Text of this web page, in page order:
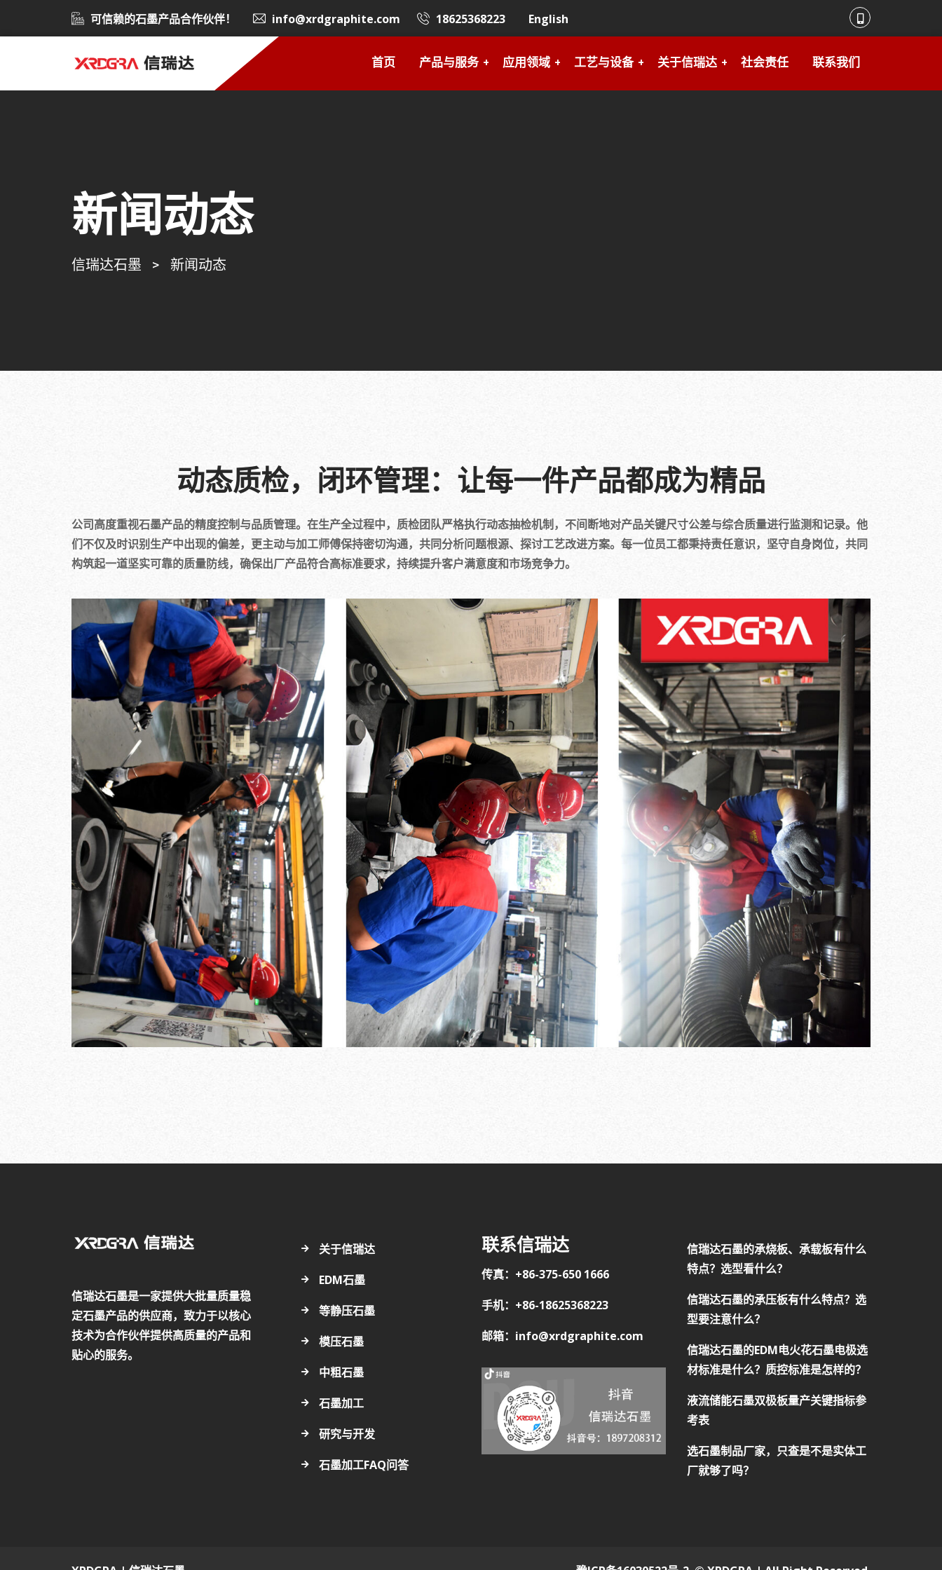
可信赖的石墨产品合作伙伴！ info@xrdgraphite.com 18625368223 English
首页 产品与服务 应用领域 工艺与设备 关于信瑞达 社会责任 联系我们
新闻动态
信瑞达石墨 > 新闻动态
动态质检，闭环管理：让每一件产品都成为精品
公司高度重视石墨产品的精度控制与品质管理。在生产全过程中，质检团队严格执行动态抽检机制，不间断地对产品关键尺寸公差与综合质量进行监测和记录。他
们不仅及时识别生产中出现的偏差，更主动与加工师傅保持密切沟通，共同分析问题根源、探讨工艺改进方案。每一位员工都秉持责任意识，坚守自身岗位，共同
构筑起一道坚实可靠的质量防线，确保出厂产品符合高标准要求，持续提升客户满意度和市场竞争力。
信瑞达石墨是一家提供大批量质量稳
定石墨产品的供应商，致力于以核心
技术为合作伙伴提供高质量的产品和
贴心的服务。
关于信瑞达
EDM石墨
等静压石墨
模压石墨
中粗石墨
石墨加工
研究与开发
石墨加工FAQ问答
联系信瑞达
传真：+86-375-650 1666
手机：+86-18625368223
邮箱：info@xrdgraphite.com
信瑞达石墨的承烧板、承载板有什么
特点？选型看什么？
信瑞达石墨的承压板有什么特点？选
型要注意什么？
信瑞达石墨的EDM电火花石墨电极选
材标准是什么？质控标准是怎样的？
液流储能石墨双极板量产关键指标参
考表
选石墨制品厂家，只查是不是实体工
厂就够了吗？